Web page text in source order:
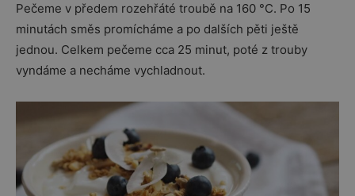
Pečeme v předem rozehřáté troubě na 160 °C. Po 15
minutách směs promícháme a po dalších pěti ještě
jednou. Celkem pečeme cca 25 minut, poté z trouby
vyndáme a necháme vychladnout.